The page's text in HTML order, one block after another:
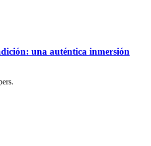
una auténtica inmersión